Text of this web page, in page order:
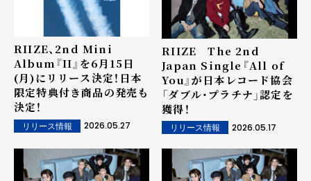
RIIZE、2nd Mini
Album『II』を6月15日
(月)にリリース決定！日本
限定特典付き商品の発売も
決定！
リリース情報 2026.05.27
RIIZE The 2nd
Japan Single『All of
You』が日本レコード協会
「ダブル・プラチナ」認定を
獲得！
リリース情報 2026.05.17